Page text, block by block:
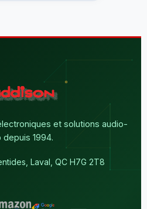
et solutions audio-
depuis 1994.
Laval, QC H7G 2T8